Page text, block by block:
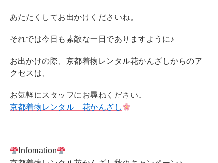
あたたくしてお出かけくださいね。
それでは今日も素敵な一日でありますように♪
お出かけの際、京都着物レンタル花かんざしからのア
クセスは、
お気軽にスタッフにお尋ねください。
京都着物レンタル 花かんざし
Infomation